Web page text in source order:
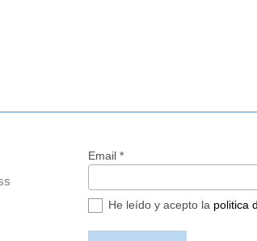
Email *
He leído y acepto la politica